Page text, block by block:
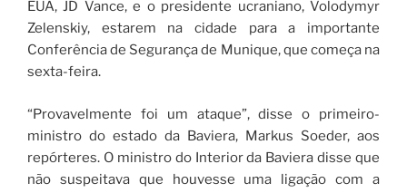
EUA, JD Vance, e o presidente ucraniano, Volodymyr
Zelenskiy, estarem na cidade para a importante
Conferência de Segurança de Munique, que começa na
sexta-feira.
“Provavelmente foi um ataque”, disse o primeiro-
ministro do estado da Baviera, Markus Soeder, aos
repórteres. O ministro do Interior da Baviera disse que
não suspeitava que houvesse uma ligação com a